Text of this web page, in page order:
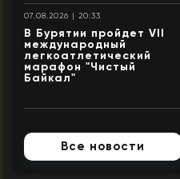
07.08.2026 | 20:33
В Бурятии пройдет VII
международный
легкоатлетический
марафон "Чистый
Байкал"
Все новости